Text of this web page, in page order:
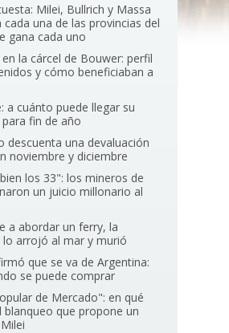
Milei, Bullrich y Massa
una de las provincias del
gana cada uno
en la cárcel de Bouwer: perfil
y cómo beneficiaban a
a cuánto puede llegar su
fin de año
descuenta una devaluación
noviembre y diciembre
los 33": los mineros de
un juicio millonario al
a abordar un ferry, la
lo arrojó al mar y murió
que se va de Argentina:
se puede comprar
de Mercado": en qué
blanqueo que propone un